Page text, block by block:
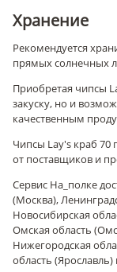
Хранение
Рекомендуется
прямых солнечных
Приобретая чипсы
закуску, но и
качественным
Чипсы Lay's краб 70
от поставщиков и
Сервис На_полке
(Москва),
Новосибирская
Омская область
Нижегородская
область (Ярославль)